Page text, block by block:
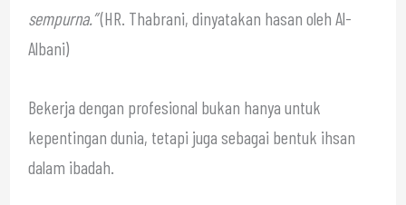
sempurna.”(HR. Thabrani, dinyatakan hasan oleh Al-
Albani)
Bekerja dengan profesional bukan hanya untuk
kepentingan dunia, tetapi juga sebagai bentuk ihsan
dalam ibadah.